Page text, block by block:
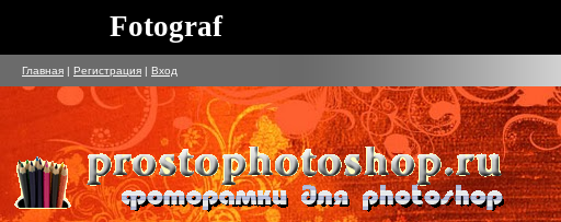
Fotograf
Главная | Регистрация | Вход